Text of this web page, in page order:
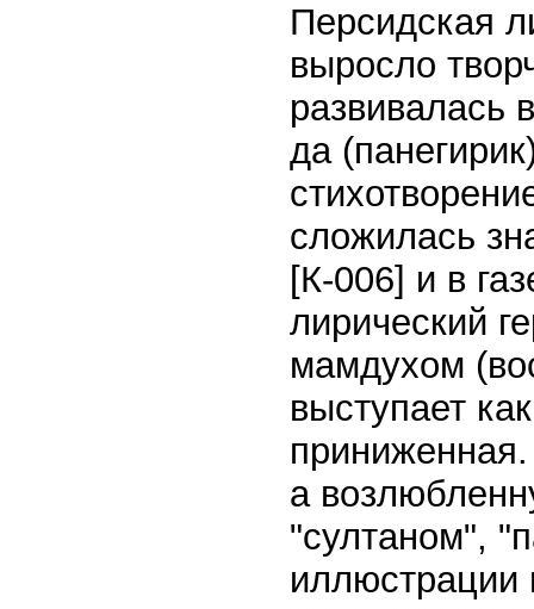
Персидская
выросло
развивалась
да
сложилась
[К-006] и в
лирический
мамдухом
выступает
а
"султаном",
иллюстрации